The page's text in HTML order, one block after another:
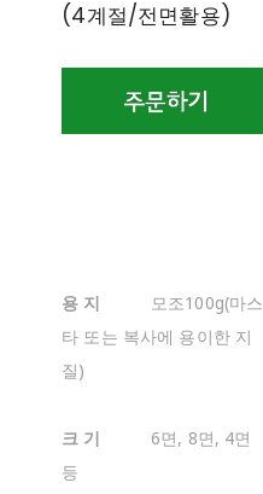
(4계절/전면활용)
용 지
모조100g(마스
타 또는 복사에 용이한 지
질)
크 기
6면, 8면, 4면
등